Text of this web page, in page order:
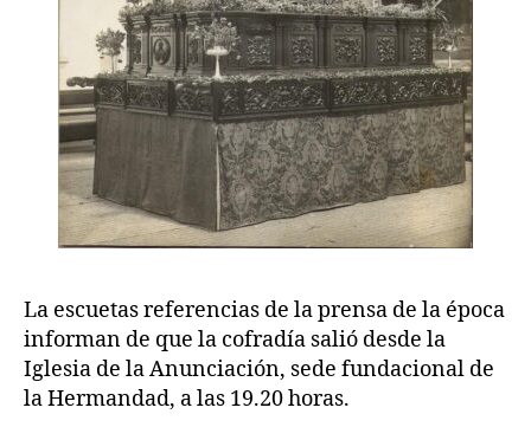
La escuetas referencias de la prensa de la época
informan de que la cofradía salió desde la
Iglesia de la Anunciación, sede fundacional de
la Hermandad, a las 19.20 horas.